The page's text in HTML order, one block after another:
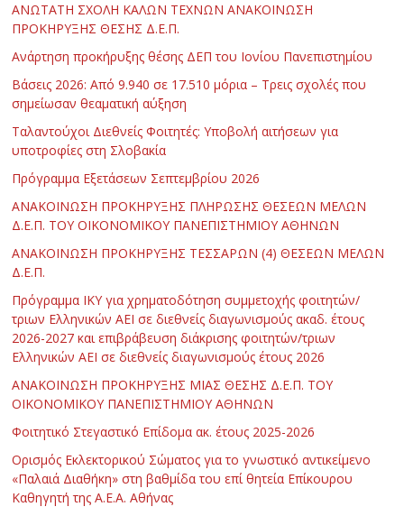
ΑΝΩΤΑΤΗ ΣΧΟΛΗ ΚΑΛΩΝ ΤΕΧΝΩΝ ΑΝΑΚΟΙΝΩΣΗ
ΠΡΟΚΗΡΥΞΗΣ ΘΕΣΗΣ Δ.Ε.Π.
Ανάρτηση προκήρυξης θέσης ΔΕΠ του Ιονίου Πανεπιστημίου
Βάσεις 2026: Από 9.940 σε 17.510 μόρια – Τρεις σχολές που
σημείωσαν θεαματική αύξηση
Ταλαντούχοι Διεθνείς Φοιτητές: Υποβολή αιτήσεων για
υποτροφίες στη Σλοβακία
Πρόγραμμα Εξετάσεων Σεπτεμβρίου 2026
ΑΝΑΚΟΙΝΩΣΗ ΠΡΟΚΗΡΥΞΗΣ ΠΛΗΡΩΣΗΣ ΘΕΣΕΩΝ ΜΕΛΩΝ
Δ.Ε.Π. ΤΟΥ ΟΙΚΟΝΟΜΙΚΟΥ ΠΑΝΕΠΙΣΤΗΜΙΟΥ ΑΘΗΝΩΝ
ΑΝΑΚΟΙΝΩΣΗ ΠΡΟΚΗΡΥΞΗΣ ΤΕΣΣΑΡΩΝ (4) ΘΕΣΕΩΝ ΜΕΛΩΝ
Δ.Ε.Π.
Πρόγραμμα ΙΚΥ για χρηματοδότηση συμμετοχής φοιτητών/
τριων Ελληνικών ΑΕΙ σε διεθνείς διαγωνισμούς ακαδ. έτους
2026-2027 και επιβράβευση διάκρισης φοιτητών/τριων
Ελληνικών ΑΕΙ σε διεθνείς διαγωνισμούς έτους 2026
ΑΝΑΚΟΙΝΩΣΗ ΠΡΟΚΗΡΥΞΗΣ ΜΙΑΣ ΘΕΣΗΣ Δ.Ε.Π. ΤΟΥ
ΟΙΚΟΝΟΜΙΚΟΥ ΠΑΝΕΠΙΣΤΗΜΙΟΥ ΑΘΗΝΩΝ
Φοιτητικό Στεγαστικό Επίδομα ακ. έτους 2025-2026
Ορισμός Εκλεκτορικού Σώματος για το γνωστικό αντικείμενο
«Παλαιά Διαθήκη» στη βαθμίδα του επί θητεία Επίκουρου
Καθηγητή της Α.Ε.Α. Αθήνας